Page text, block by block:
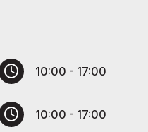
10:00 - 17:00
10:00 - 17:00